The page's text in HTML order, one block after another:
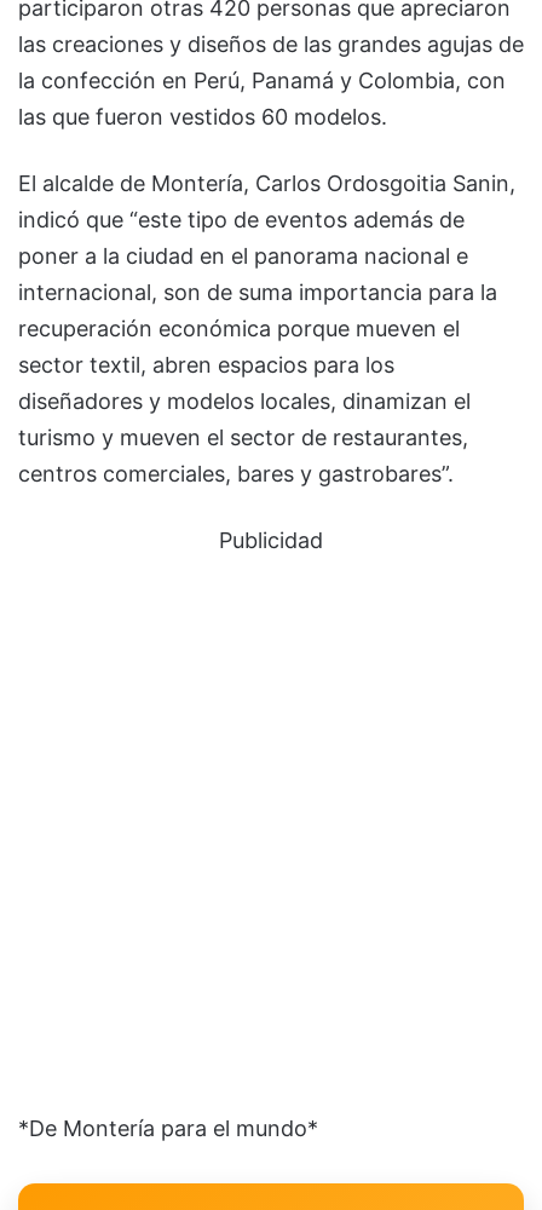
participaron otras 420 personas que apreciaron
las creaciones y diseños de las grandes agujas de
la confección en Perú, Panamá y Colombia, con
las que fueron vestidos 60 modelos.
El alcalde de Montería, Carlos Ordosgoitia Sanin,
indicó que “este tipo de eventos además de
poner a la ciudad en el panorama nacional e
internacional, son de suma importancia para la
recuperación económica porque mueven el
sector textil, abren espacios para los
diseñadores y modelos locales, dinamizan el
turismo y mueven el sector de restaurantes,
centros comerciales, bares y gastrobares”.
Publicidad
*De Montería para el mundo*